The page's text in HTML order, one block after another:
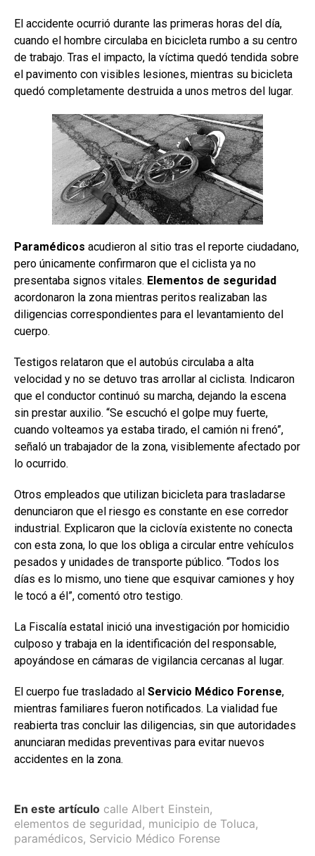
El accidente ocurrió durante las primeras horas del día,
cuando el hombre circulaba en bicicleta rumbo a su centro
de trabajo. Tras el impacto, la víctima quedó tendida sobre
el pavimento con visibles lesiones, mientras su bicicleta
quedó completamente destruida a unos metros del lugar.
Paramédicos acudieron al sitio tras el reporte ciudadano,
pero únicamente confirmaron que el ciclista ya no
presentaba signos vitales. Elementos de seguridad
acordonaron la zona mientras peritos realizaban las
diligencias correspondientes para el levantamiento del
cuerpo.
Testigos relataron que el autobús circulaba a alta
velocidad y no se detuvo tras arrollar al ciclista. Indicaron
que el conductor continuó su marcha, dejando la escena
sin prestar auxilio. “Se escuchó el golpe muy fuerte,
cuando volteamos ya estaba tirado, el camión ni frenó”,
señaló un trabajador de la zona, visiblemente afectado por
lo ocurrido.
Otros empleados que utilizan bicicleta para trasladarse
denunciaron que el riesgo es constante en ese corredor
industrial. Explicaron que la ciclovía existente no conecta
con esta zona, lo que los obliga a circular entre vehículos
pesados y unidades de transporte público. “Todos los
días es lo mismo, uno tiene que esquivar camiones y hoy
le tocó a él”, comentó otro testigo.
La Fiscalía estatal inició una investigación por homicidio
culposo y trabaja en la identificación del responsable,
apoyándose en cámaras de vigilancia cercanas al lugar.
El cuerpo fue trasladado al Servicio Médico Forense,
mientras familiares fueron notificados. La vialidad fue
reabierta tras concluir las diligencias, sin que autoridades
anunciaran medidas preventivas para evitar nuevos
accidentes en la zona.
En este artículo calle Albert Einstein,
elementos de seguridad, municipio de Toluca,
paramédicos, Servicio Médico Forense